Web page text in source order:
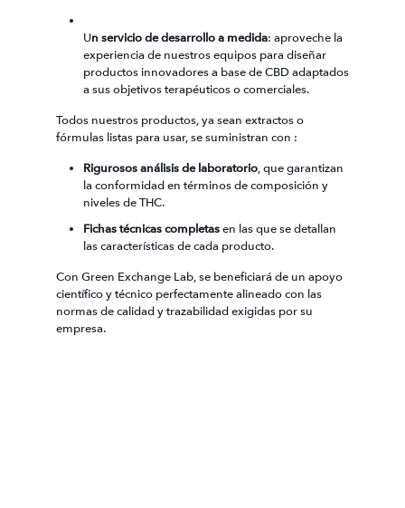
Un servicio de desarrollo a medida: aproveche la
experiencia de nuestros equipos para diseñar
productos innovadores a base de CBD adaptados
a sus objetivos terapéuticos o comerciales.
Todos nuestros productos, ya sean extractos o
fórmulas listas para usar, se suministran con :
Rigurosos análisis de laboratorio, que garantizan
la conformidad en términos de composición y
niveles de THC.
Fichas técnicas completasen las que se detallan
las características de cada producto.
Con Green Exchange Lab, se beneficiará de un apoyo
científico y técnico perfectamente alineado con las
normas de calidad y trazabilidad exigidas por su
empresa.